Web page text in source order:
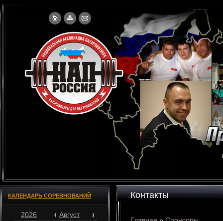
КАЛЕНДАРЬ СОРЕВНОВАНИЙ
2026
Август
Контакты